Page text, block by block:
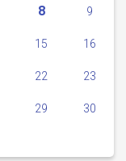
8 9
15 16
22 23
29 30